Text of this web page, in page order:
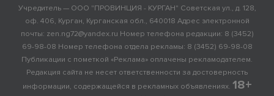
Учредитель — ООО "ПРОВИНЦИЯ - КУРГАН" Советская ул., д. 128,
оф. 406, Курган, Курганская обл., 640018 Адрес электронной
почты: zen.ng72@yandex.ru Номер телефона редакции: 8 (3452)
69-98-08 Номер телефона отдела рекламы: 8 (3452) 69-98-08
Публикации с пометкой «Реклама» оплачены рекламодателем.
Редакция сайта не несет ответственности за достоверность
информации, содержащейся в рекламных объявлениях. 18+